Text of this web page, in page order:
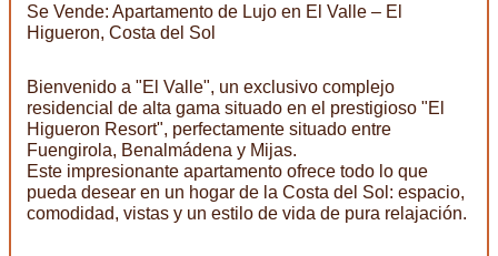
Se Vende: Apartamento de Lujo en El Valle – El
Higueron, Costa del Sol
Bienvenido a "El Valle", un exclusivo complejo
residencial de alta gama situado en el prestigioso "El
Higueron Resort", perfectamente situado entre
Fuengirola, Benalmádena y Mijas.
Este impresionante apartamento ofrece todo lo que
pueda desear en un hogar de la Costa del Sol: espacio,
comodidad, vistas y un estilo de vida de pura relajación.